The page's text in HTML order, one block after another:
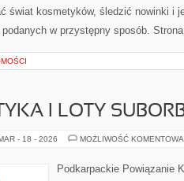
świat kosmetyków, śledzić nowinki i
w przystępny sposób.
I LOTY
- 18 - 2026 MOŻLIWOŚĆ
Podkarpackie Powiązanie